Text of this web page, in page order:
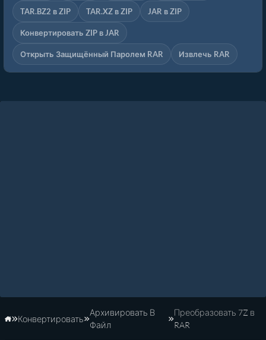
TAR.BZ2 в ZIP TAR.XZ в ZIP JAR в ZIP
Конвертировать ZIP в JAR
Открыть Защищённый Паролем RAR Извлечь RAR
Главная
Конвертировать
Архивировать В
Файл
Преобразовать 7Z в
RAR